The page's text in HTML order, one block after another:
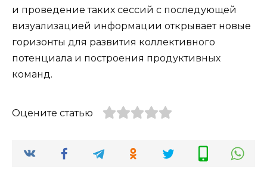
и проведение таких сессий с последующей
визуализацией информации открывает новые
горизонты для развития коллективного
потенциала и построения продуктивных
команд.
Оцените статью